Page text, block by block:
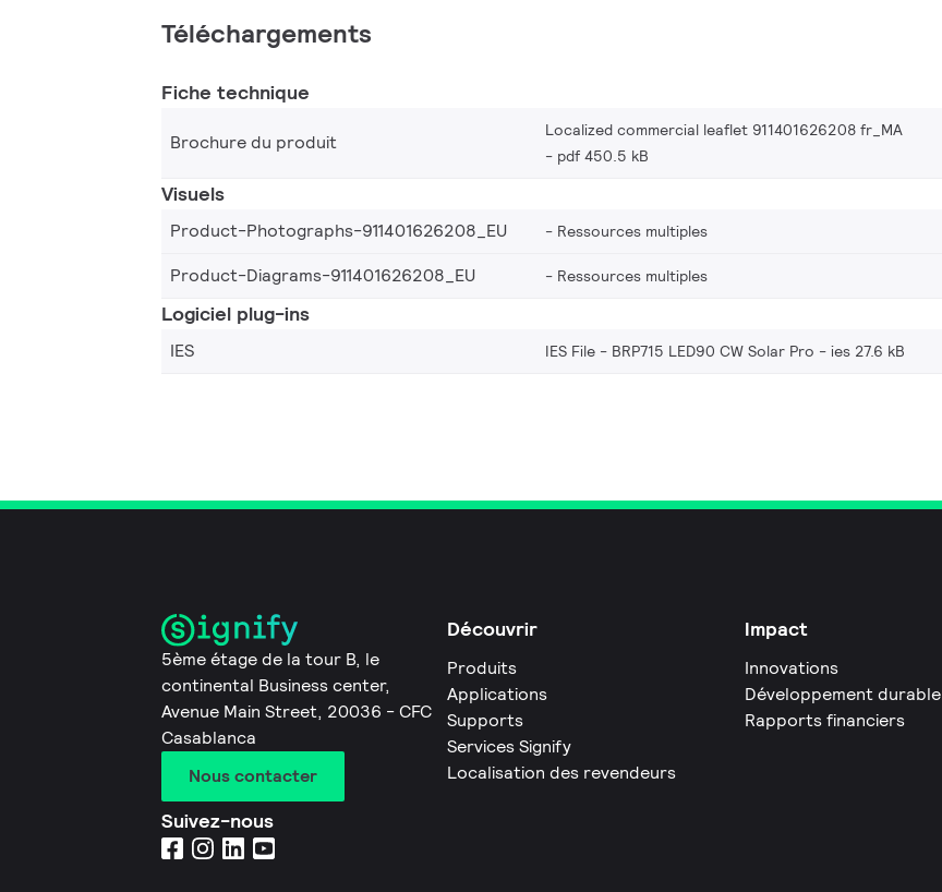
Téléchargements
Fiche technique
Brochure du produit
Localized commercial leaflet 911401626208 fr_MA
pdf 450.5 kB
Visuels
Product-Photographs-911401626208_EU Ressources multiples
Product-Diagrams-911401626208_EU
Ressources multiples
Logiciel plug-ins
IES IES File - BRP715 LED90 CW Solar Pro ies 27.6 kB
5ème étage de la tour B, le
continental Business center,
Avenue Main Street, 20036 - CFC
Casablanca
Nous contacter
Suivez-nous
Découvrir
Produits
Applications
Supports
Services Signify
Localisation des revendeurs
Impact
Innovations
Développement durable
Rapports financiers